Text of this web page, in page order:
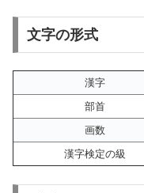
文字の形式
漢字
部首
画数
漢字検定の級